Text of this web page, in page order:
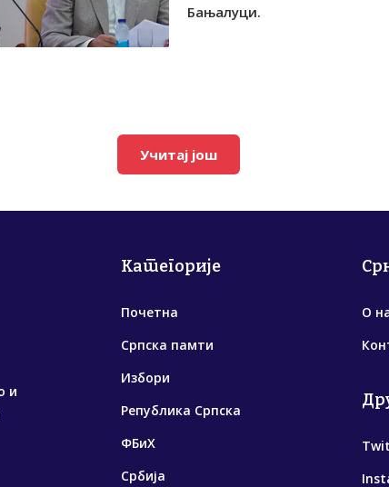
Бањалуци.
Учитај још
и
Категорије
Почетна
Српска памти
Избори
Република Српска
ФБиХ
Србија
О